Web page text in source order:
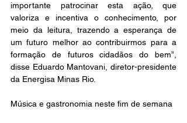
importante patrocinar esta ação, que
valoriza e incentiva o conhecimento, por
meio da leitura, trazendo a esperança de
um futuro melhor ao contribuirmos para a
formação de futuros cidadãos do bem”,
disse Eduardo Mantovani, diretor-presidente
da Energisa Minas Rio.
Música e gastronomia neste fim de semana